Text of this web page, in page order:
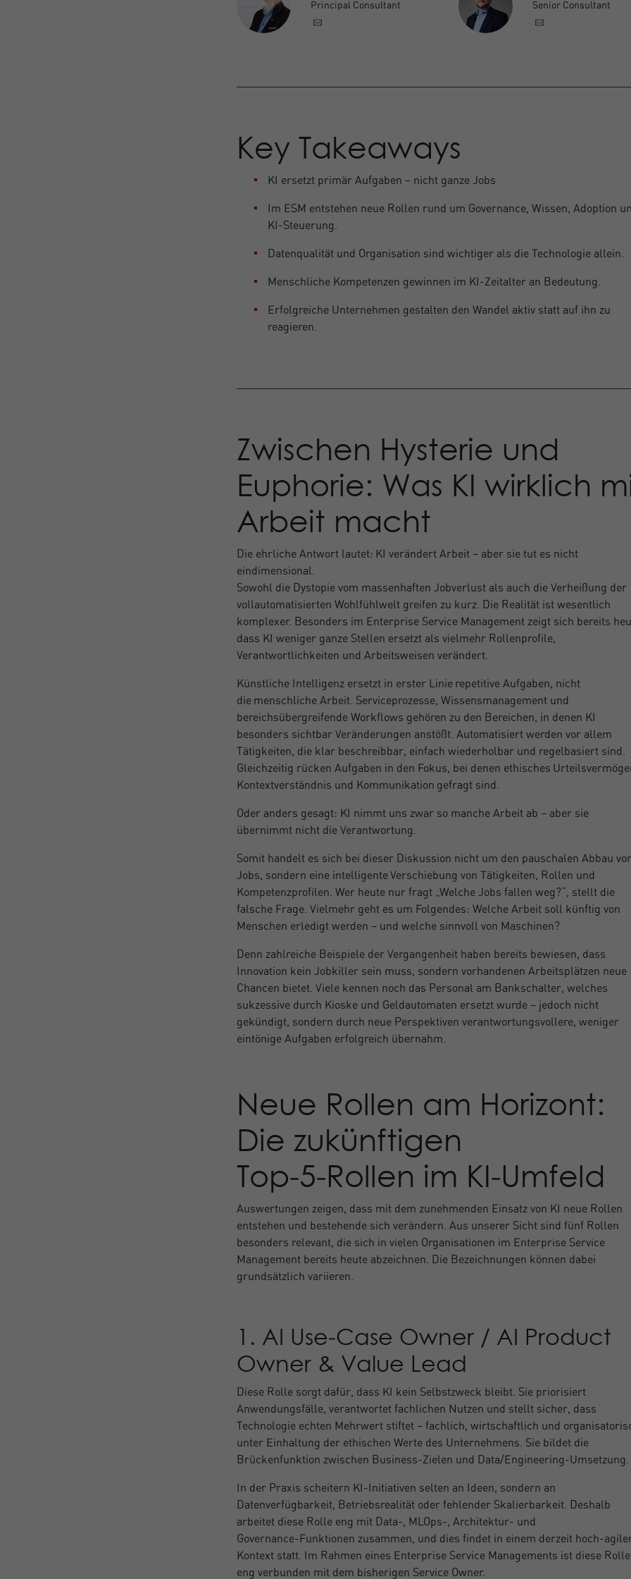
Principal Consultant Senior Consultant
Key Takeaways
KI ersetzt primär Aufgaben – nicht ganze Jobs
Im ESM entstehen neue Rollen rund um Governance, Wissen, Adoption
KI-Steuerung.
Datenqualität und Organisation sind wichtiger als die Technologie allein.
Menschliche Kompetenzen gewinnen im KI-Zeitalter an Bedeutung.
Erfolgreiche Unternehmen gestalten den Wandel aktiv statt auf ihn zu
reagieren.
Zwischen Hysterie und
Euphorie: Was KI wirklich
Arbeit macht
Die ehrliche Antwort lautet: KI verändert Arbeit – aber sie tut es nicht
eindimensional.
Sowohl die Dystopie vom massenhaften Jobverlust als auch die Verheißung der
vollautomatisierten Wohlfühlwelt greifen zu kurz. Die Realität ist wesentlich
komplexer. Besonders im Enterprise Service Management zeigt sich bereits
dass KI weniger ganze Stellen ersetzt als vielmehr Rollenprofile,
Verantwortlichkeiten und Arbeitsweisen verändert.
Künstliche Intelligenz ersetzt in erster Linie repetitive Aufgaben, nicht
die menschliche Arbeit. Serviceprozesse, Wissensmanagement und
bereichsübergreifende Workflows gehören zu den Bereichen, in denen KI
besonders sichtbar Veränderungen anstößt. Automatisiert werden vor allem
Tätigkeiten, die klar beschreibbar, einfach wiederholbar und regelbasiert sind.
Gleichzeitig rücken Aufgaben in den Fokus, bei denen ethisches
Kontextverständnis und Kommunikation gefragt sind.
Oder anders gesagt: KI nimmt uns zwar so manche Arbeit ab – aber sie
übernimmt nicht die Verantwortung.
Somit handelt es sich bei dieser Diskussion nicht um den pauschalen Abbau
Jobs, sondern eine intelligente Verschiebung von Tätigkeiten, Rollen und
Kompetenzprofilen. Wer heute nur fragt „Welche Jobs fallen weg?“, stellt die
falsche Frage. Vielmehr geht es um Folgendes: Welche Arbeit soll künftig von
Menschen erledigt werden – und welche sinnvoll von Maschinen?
Denn zahlreiche Beispiele der Vergangenheit haben bereits bewiesen, dass
Innovation kein Jobkiller sein muss, sondern vorhandenen Arbeitsplätzen neue
Chancen bietet. Viele kennen noch das Personal am Bankschalter, welches
sukzessive durch Kioske und Geldautomaten ersetzt wurde – jedoch nicht
gekündigt, sondern durch neue Perspektiven verantwortungsvollere, weniger
eintönige Aufgaben erfolgreich übernahm.
Neue Rollen am Horizont:
Die zukünftigen
Top‑5‑Rollen im KI‑Umfeld
Auswertungen zeigen, dass mit dem zunehmenden Einsatz von KI neue Rollen
entstehen und bestehende sich verändern. Aus unserer Sicht sind fünf Rollen
besonders relevant, die sich in vielen Organisationen im Enterprise Service
Management bereits heute abzeichnen. Die Bezeichnungen können dabei
grundsätzlich variieren.
1. AI Use‑Case Owner / AI Product
Owner & Value Lead
Diese Rolle sorgt dafür, dass KI kein Selbstzweck bleibt. Sie priorisiert
Anwendungsfälle, verantwortet fachlichen Nutzen und stellt sicher, dass
Technologie echten Mehrwert stiftet – fachlich, wirtschaftlich und
unter Einhaltung der ethischen Werte des Unternehmens. Sie bildet die
Brückenfunktion zwischen Business‑Zielen und Data/Engineering‑Umsetzung.
In der Praxis scheitern KI‑Initiativen selten an Ideen, sondern an
Datenverfügbarkeit, Betriebsrealität oder fehlender Skalierbarkeit. Deshalb
arbeitet diese Rolle eng mit Data‑, MLOps‑, Architektur‑ und
Governance‑Funktionen zusammen, und dies findet in einem derzeit hoch-
Kontext statt. Im Rahmen eines Enterprise Service Managements ist diese Rolle
eng verbunden mit dem bisherigen Service Owner.